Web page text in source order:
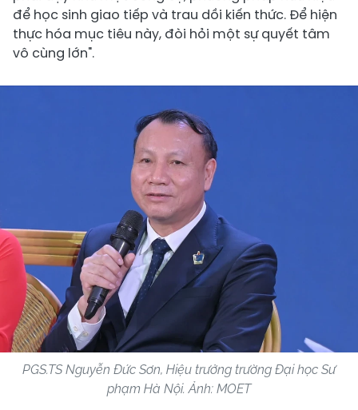
để học sinh giao tiếp và trau dồi kiến thức. Để hiện
thực hóa mục tiêu này, đòi hỏi một sự quyết tâm
vô cùng lớn".
PGS.TS Nguyễn Đức Sơn, Hiệu trưởng trường Đại học Sư
phạm Hà Nội. Ảnh: MOET